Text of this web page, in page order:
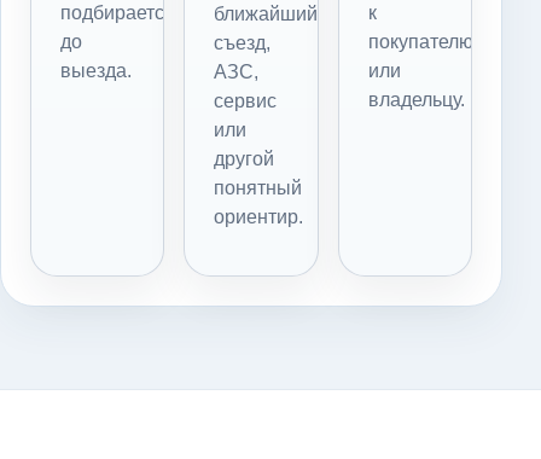
подбирается
до
выезда.
ближайший
съезд,
АЗС,
сервис
или
другой
понятный
ориентир.
к
покупателю
или
владельцу.